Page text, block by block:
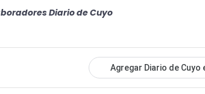
Diario de Cuyo
Agregar Diario de Cuyo